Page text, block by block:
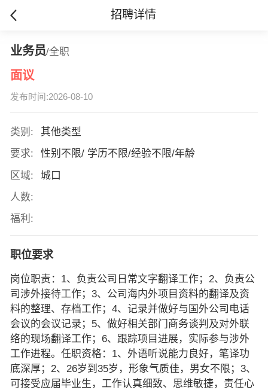
招聘详情
业务员/全职
面议
发布时间:2026-08-10
类别:
其他类型
要求:
性别不限/ 学历不限/经验不限/年龄
区域:
城口
人数:
福利:
职位要求
岗位职责：1、负责公司日常文字翻译工作；2、负责公
司涉外接待工作；3、公司海内外项目资料的翻译及资
料的整理、存档工作；4、记录并做好与国外公司电话
会议的会议记录；5、做好相关部门商务谈判及对外联
络的现场翻译工作；6、跟踪项目进展，实际参与涉外
工作进程。任职资格：1、外语听说能力良好，笔译功
底深厚；2、26岁到35岁，形象气质佳，男女不限；3、
可接受应届毕业生，工作认真细致、思维敏捷，责任心